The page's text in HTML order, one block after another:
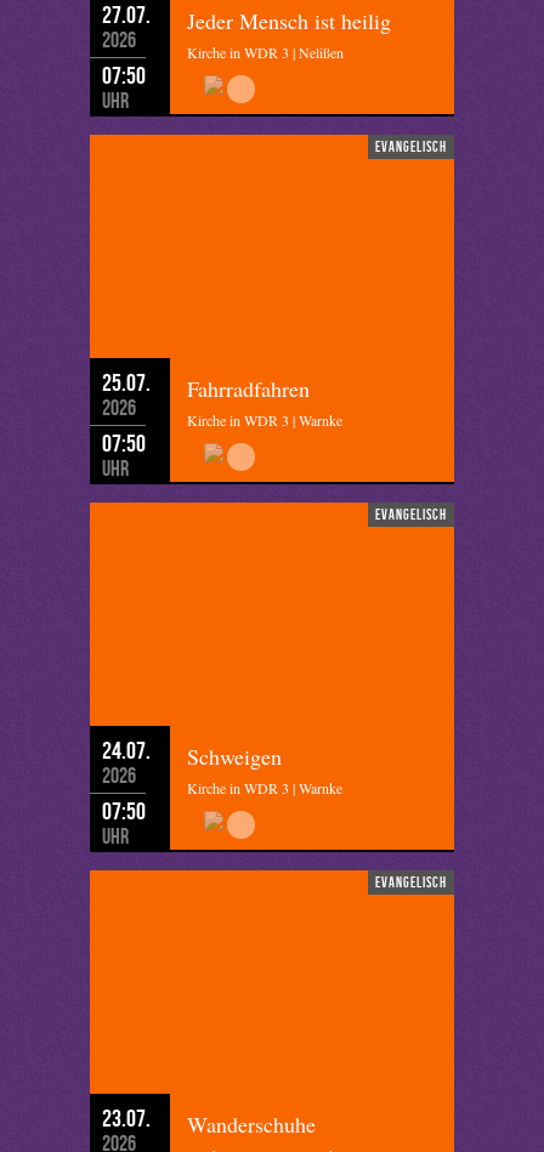
27.07.
2026
07:50
Uhr
Jeder Mensch ist heilig
Kirche in WDR 3 | Nelißen
evangelisch
25.07.
2026
07:50
Uhr
Fahrradfahren
Kirche in WDR 3 | Warnke
evangelisch
24.07.
2026
07:50
Uhr
Schweigen
Kirche in WDR 3 | Warnke
evangelisch
23.07.
2026
Wanderschuhe